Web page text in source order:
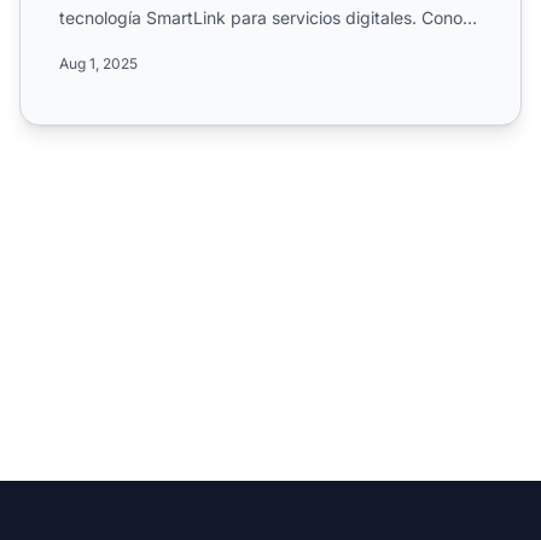
tecnología SmartLink para servicios digitales. Conoce
Aug 1, 2025